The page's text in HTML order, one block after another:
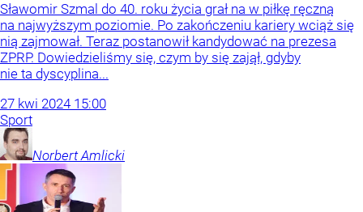
Sławomir Szmal do 40. roku życia grał na w piłkę ręczną
na najwyższym poziomie. Po zakończeniu kariery wciąż się
nią zajmował. Teraz postanowił kandydować na prezesa
ZPRP. Dowiedzieliśmy się, czym by się zajął, gdyby
nie ta dyscyplina...
27 kwi 2024 15:00
Sport
Norbert Amlicki